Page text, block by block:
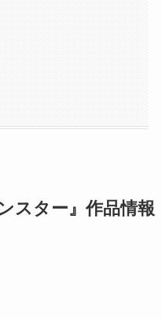
スター』作品情報